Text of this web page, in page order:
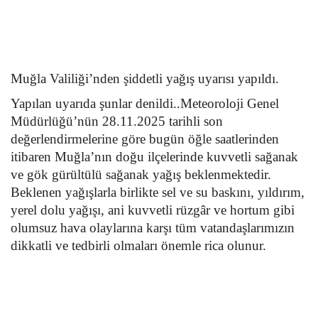
Ekonomi
Gündem
Dünya
Muğla Valiliği’nden şiddetli yağış uyarısı yapıldı.
Yapılan uyarıda şunlar denildi..Meteoroloji Genel
Müdürlüğü’nün 28.11.2025 tarihli son
değerlendirmelerine göre bugün öğle saatlerinden
itibaren Muğla’nın doğu ilçelerinde kuvvetli sağanak
ve gök gürültülü sağanak yağış beklenmektedir.
Beklenen yağışlarla birlikte sel ve su baskını, yıldırım,
yerel dolu yağışı, ani kuvvetli rüzgâr ve hortum gibi
olumsuz hava olaylarına karşı tüm vatandaşlarımızın
dikkatli ve tedbirli olmaları önemle rica olunur.